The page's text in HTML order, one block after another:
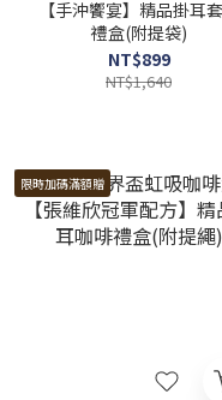
【手沖饗宴】精品掛耳
禮盒(附提袋)
NT$899
NT$1,640
限時加碼滿額贈